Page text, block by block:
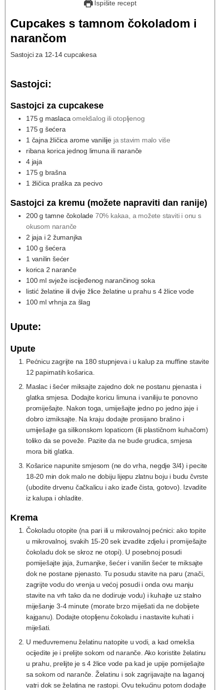
Ispišite recept
Cupcakes s tamnom čokoladom i
narančom
Sastojci za 12-14 cupcakesa
Sastojci:
Sastojci za cupcakese
175 g maslaca omekšalog ili otopljenog
175 g šećera
1 čajna žličica arome vanilije ja stavim malo više
ribana korica jednog limuna ili naranče
4 jaja
175 g brašna
1 žličica praška za pecivo
Sastojci za kremu (možete napraviti dan ranije)
200 g tamne čokolade 70% kakaa, a možete staviti i onu s
okusom naranče
2 jaja i 2 žumanjka
100 g šećera
1 vanilin šećer
korica 2 naranče
100 ml svježe iscijeđenog narančinog soka
listić želatine ili dvije žlice želatine u prahu s 4 žlice vode
100 ml vrhnja za šlag
Upute:
Upute
Pećnicu zagrijte na 180 stupnjeva i u kalup za muffine stavite
12 papirnatih košarica.
Maslac i šećer miksajte zajedno dok ne postanu pjenasta i
glatka smjesa. Dodajte koricu limuna i vaniliju te ponovno
promiješajte. Nakon toga, umiješajte jedno po jedno jaje i
dobro izmiksajte. Na kraju dodajte prosijano brašno i
umiješajte ga silikonskom lopaticom (ili plastičnom kuhačom)
toliko da se poveže. Pazite da ne bude grudica, smjesa
mora biti glatka.
Košarice napunite smjesom (ne do vrha, negdje 3/4) i pecite
18-20 min dok malo ne dobiju lijepu zlatnu boju i budu čvrste
(ubodite drvenu čačkalicu i ako izađe čista, gotovo). Izvadite
iz kalupa i ohladite.
Krema
Čokoladu otopite (na pari ili u mikrovalnoj pećnici: ako topite
u mikrovalnoj, svakih 15-20 sek izvadite zdjelu i promiješajte
čokoladu dok se skroz ne otopi). U posebnoj posudi
pomiješajte jaja, žumanjke, šećer i vanilin šećer te miksajte
dok ne postane pjenasto. Tu posudu stavite na paru (znači,
zagrijte vodu do vrenja u većoj posudi i onda ovu manju
stavite na vrh tako da ne dodiruje vodu) i kuhajte uz stalno
miješanje 3-4 minute (morate brzo miješati da ne dobijete
kajganu). Dodajte otopljenu čokoladu i nastavite kuhati i
miješati.
U međuvremenu želatinu natopite u vodi, a kad omekša
ocijedite je i prelijte sokom od naranče. Ako koristite želatinu
u prahu, prelijte je s 4 žlice vode pa kad je upije pomiješajte
sa sokom od naranče. Želatinu i sok zagrijavajte na laganoj
vatri dok se želatina ne rastopi. Ovu tekućinu potom dodajte